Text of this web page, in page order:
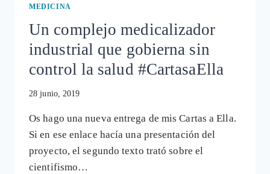
MEDICINA
Un complejo medicalizador
industrial que gobierna sin
control la salud #CartasaElla
28 junio, 2019
Os hago una nueva entrega de mis Cartas a Ella.
Si en ese enlace hacía una presentación del
proyecto, el segundo texto trató sobre el
cientifismo…